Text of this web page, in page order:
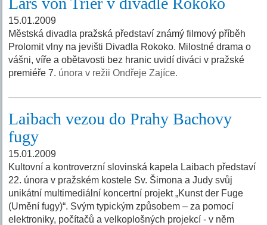
15.01.2009
Městská divadla pražská představí známý filmový příběh
Prolomit vlny na jevišti Divadla Rokoko. Milostné drama o
vášni, víře a obětavosti bez hranic uvidí diváci v pražské
premiéře 7. února v režii Ondřeje Zajíce.
Laibach vezou do Prahy Bachovy
fugy
15.01.2009
Kultovní a kontroverzní slovinská kapela Laibach představí
22. února v pražském kostele Sv. Šimona a Judy svůj
unikátní multimediální koncertní projekt „Kunst der Fuge
(Umění fugy)“. Svým typickým způsobem – za pomocí
elektroniky, počítačů a velkoplošných projekcí - v něm